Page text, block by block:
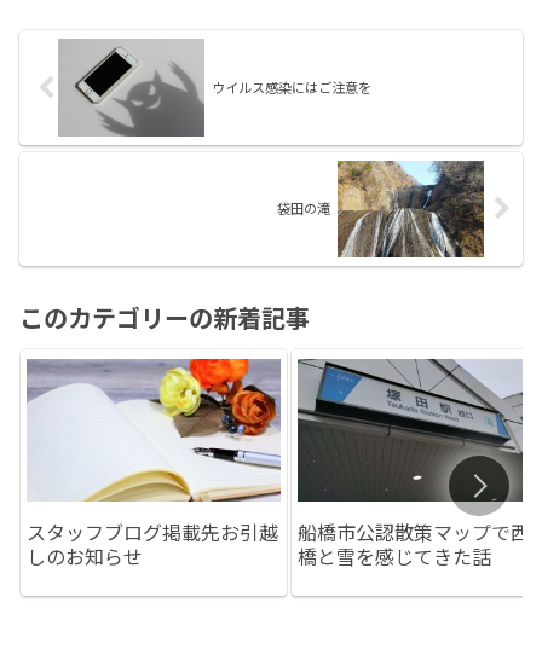
で、夕食の時間帯は順番待ちする
ほど混雑しているところです。さ
す...
ウイルス感染にはご注意を
袋田の滝
このカテゴリーの新着記事
スタッフブログ掲載先お引越
しのお知らせ
船橋市公認散策マップで西
橋と雪を感じてきた話